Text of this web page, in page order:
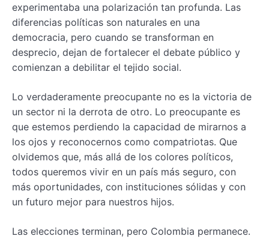
experimentaba una polarización tan profunda. Las
diferencias políticas son naturales en una
democracia, pero cuando se transforman en
desprecio, dejan de fortalecer el debate público y
comienzan a debilitar el tejido social.
Lo verdaderamente preocupante no es la victoria de
un sector ni la derrota de otro. Lo preocupante es
que estemos perdiendo la capacidad de mirarnos a
los ojos y reconocernos como compatriotas. Que
olvidemos que, más allá de los colores políticos,
todos queremos vivir en un país más seguro, con
más oportunidades, con instituciones sólidas y con
un futuro mejor para nuestros hijos.
Las elecciones terminan, pero Colombia permanece.